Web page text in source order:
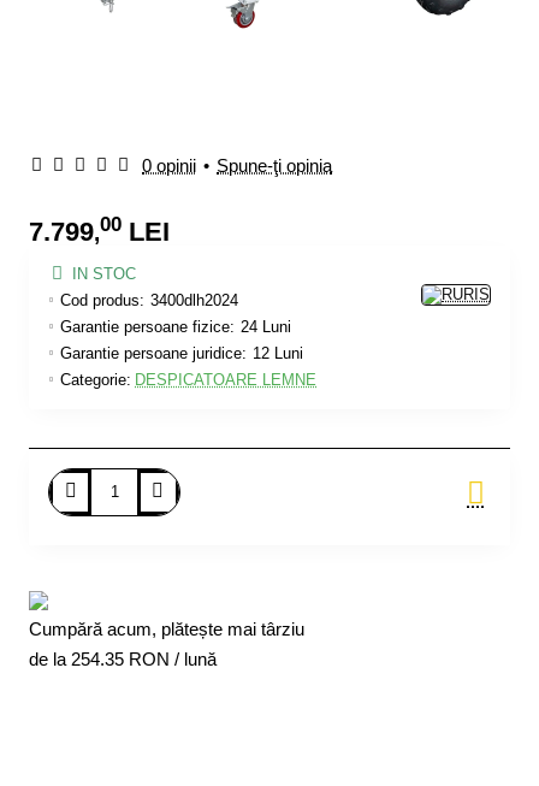
0 opinii • Spune-ţi opinia
7.799,00 LEI
IN STOC
Cod produs: 3400dlh2024
Garantie persoane fizice: 24 Luni
Garantie persoane juridice: 12 Luni
Categorie: DESPICATOARE LEMNE
Cumpără acum, plătește mai târziu
de la 254.35 RON / lună